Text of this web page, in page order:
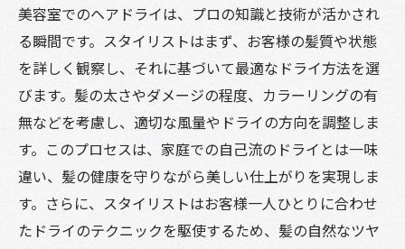
ダメージ部分の修復促進
しなやかで強い髪の作り方
湿気にも負けないスタイリング
毛先まで健康を感じる仕上がり
美容室のヘアドライで髪の自然な美しさを引き
出す方法
髪の個性を活かすスタイルの提案
自然乾燥を活かしたドライ技術
美容室でのヘアドライは、プロの知識と技術が活かされ
る瞬間です。スタイリストはまず、お客様の髪質や状態
を詳しく観察し、それに基づいて最適なドライ方法を選
びます。髪の太さやダメージの程度、カラーリングの有
無などを考慮し、適切な風量やドライの方向を調整しま
す。このプロセスは、家庭での自己流のドライとは一味
違い、髪の健康を守りながら美しい仕上がりを実現しま
す。さらに、スタイリストはお客様一人ひとりに合わせ
たドライのテクニックを駆使するため、髪の自然なツヤ